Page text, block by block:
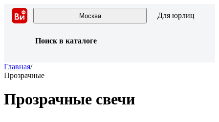
Москва Для юрлиц
Поиск в каталоге
Главная/
Прозрачные
Прозрачные свечи